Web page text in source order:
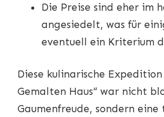
Die Preise sind eher im
angesiedelt, was für
eventuell ein Kriterium
Diese kulinarische Expedition
Gemalten Haus“ war nicht
Gaumenfreude, sondern